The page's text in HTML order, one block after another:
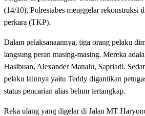
(14/10), Polrestabes menggelar rekonstruksi
perkara (TKP).
Dalam pelaksanaannya, tiga orang pelaku
langsung peran masing-masing. Mereka
Hasibuan, Alexander Manalu, Sapriadi.
pelaku lainnya yaitu Teddy digantikan
status pencarian alias belum tertangkap.
Reka ulang yang digelar di Jalan MT